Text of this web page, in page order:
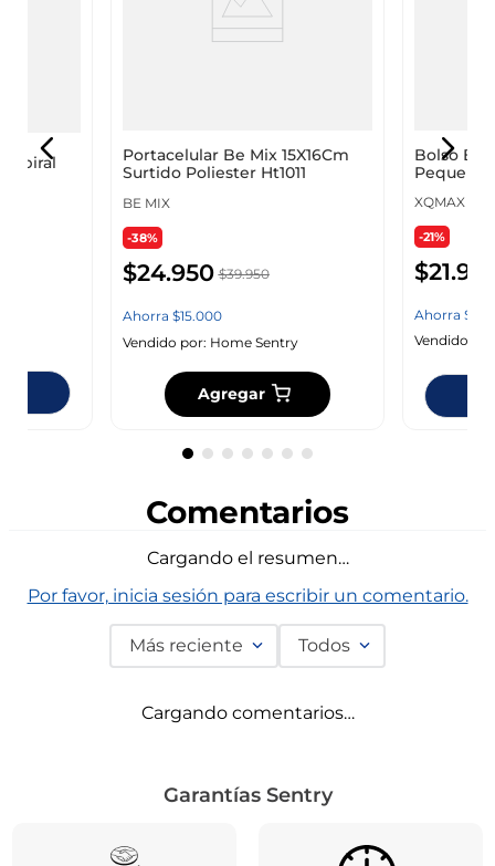
Portacelular Be Mix 15X16Cm
Surtido Poliester Ht1011
BE MIX
-38%
$24.950 $39.950
Ahorra $15.000
Vendido por: Home Sentry
Agregar
Bolso
XQMAX
-21%
$21.
Ahorra$
Vendido
Comentarios
Cargando el resumen…
Por favor, inicia sesión para escribir un comentario.
Más reciente Todos
Cargando comentarios…
Garantías Sentry